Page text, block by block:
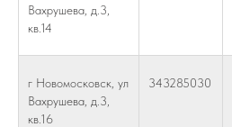
Вахрушева, д.3,
кв.14
г Новомосковск, ул
Вахрушева, д.3,
кв.16
343285030